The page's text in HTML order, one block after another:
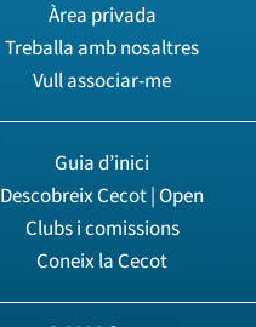
Àrea privada
Treballa amb nosaltres
Vull associar-me
Guia d’inici
Descobreix Cecot | Open
Clubs i comissions
Coneix la Cecot